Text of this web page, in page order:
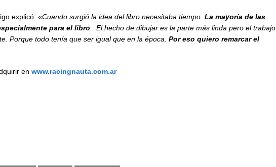
explicó: «Cuando surgió la idea del libro necesitaba tiempo. La mayoría de las
para el libro . El hecho de dibujar es la parte más linda pero el trabajo
Porque todo tenía que ser igual que en la época. Por eso quiero remarcar el
en www.racingnauta.com.ar